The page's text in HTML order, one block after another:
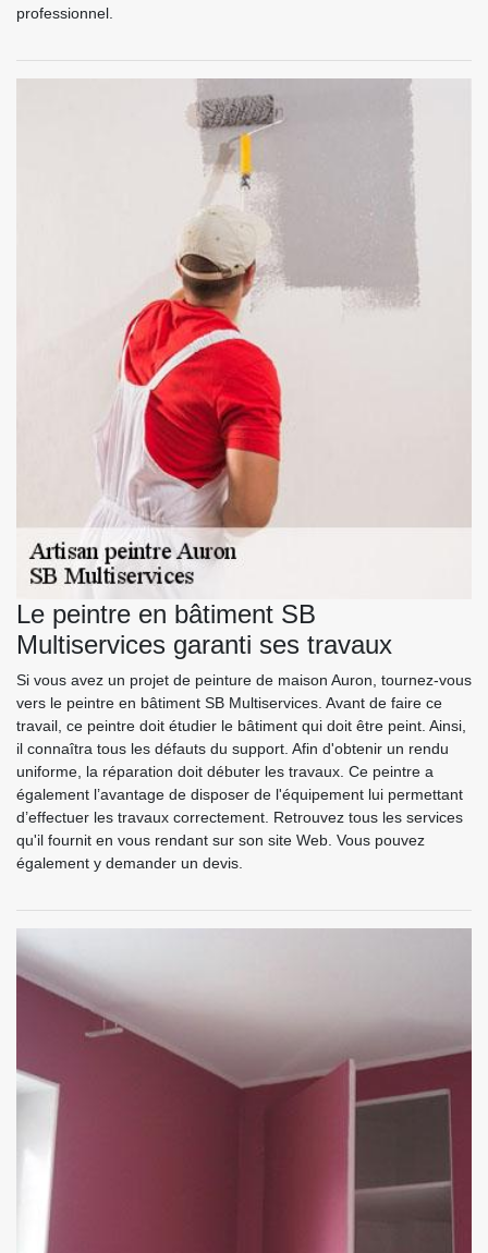
professionnel.
Le peintre en bâtiment SB
Multiservices garanti ses travaux
Si vous avez un projet de peinture de maison Auron, tournez-vous
vers le peintre en bâtiment SB Multiservices. Avant de faire ce
travail, ce peintre doit étudier le bâtiment qui doit être peint. Ainsi,
il connaîtra tous les défauts du support. Afin d'obtenir un rendu
uniforme, la réparation doit débuter les travaux. Ce peintre a
également l’avantage de disposer de l'équipement lui permettant
d’effectuer les travaux correctement. Retrouvez tous les services
qu'il fournit en vous rendant sur son site Web. Vous pouvez
également y demander un devis.